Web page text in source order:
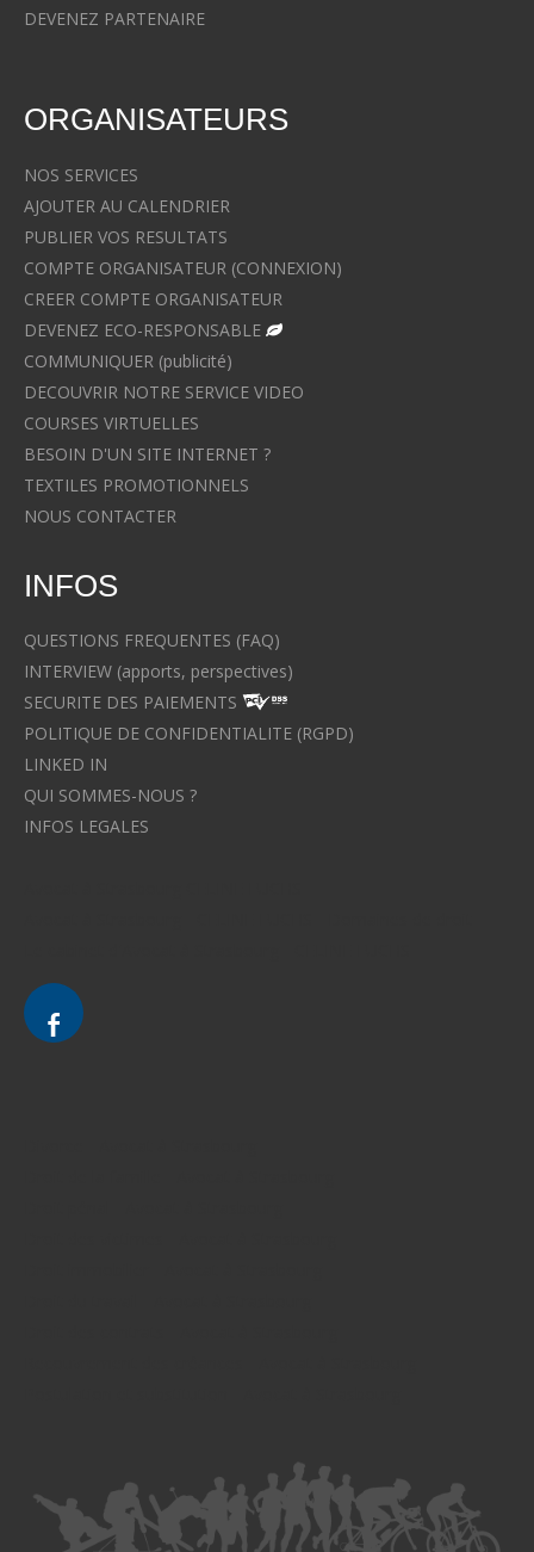
DEVENEZ PARTENAIRE
ORGANISATEURS
NOS SERVICES
AJOUTER AU CALENDRIER
PUBLIER VOS RESULTATS
COMPTE ORGANISATEUR (CONNEXION)
CREER COMPTE ORGANISATEUR
DEVENEZ ECO-RESPONSABLE
COMMUNIQUER (publicité)
DECOUVRIR NOTRE SERVICE VIDEO
COURSES VIRTUELLES
BESOIN D'UN SITE INTERNET ?
TEXTILES PROMOTIONNELS
NOUS CONTACTER
INFOS
QUESTIONS FREQUENTES (FAQ)
INTERVIEW (apports, perspectives)
SECURITE DES PAIEMENTS
POLITIQUE DE CONFIDENTIALITE (RGPD)
LINKED IN
QUI SOMMES-NOUS ?
INFOS LEGALES